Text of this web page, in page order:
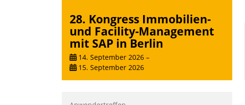
28. Kongress Immobilien-
und Facility-Management
mit SAP in Berlin
14. September 2026 –
15. September 2026